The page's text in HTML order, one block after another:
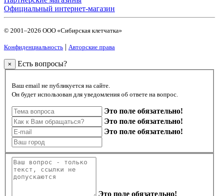
Официальный интернет-магазин
© 2001–2026 ООО «Сибирская клетчатка»
Конфиденциальность | Авторские права
× Есть вопросы?
Ваш email не публикуется на сайте.
Он будет использован для уведомления об ответе на вопрос.
Это поле обязательно!
Это поле обязательно!
Это поле обязательно!
Это поле обязательно!